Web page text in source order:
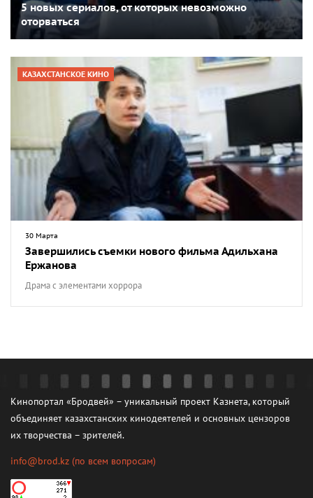
5 новых сериалов, от которых невозможно
оторваться
КАЗАХСТАНСКОЕ КИНО
30 Марта
Завершились съемки нового фильма Адильхана
Ержанова
Драма с элементами хоррора
Кинопортал «Бродвей» – уникальный проект Казнета, который
объединяет казахстанских кинодеятелей и основных цензоров
их творчества – зрителей.
info@brod.kz (по всем вопросам)